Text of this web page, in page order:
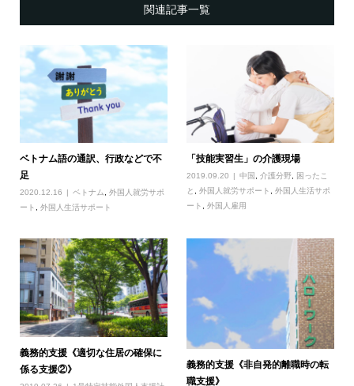
関連記事一覧
ベトナム語の通訳、行政などで不
足
2020.12.16 ベトナム, 外国人就労サポ
ート , 外国人生活サポート
「技能実習生」の介護現場
2019.09.20 中国 ,介護分野, 困ったこ
と ,外国人就労サポート ,外国人生活サポ
ート ,外国人雇用
義務的支援《適切な住居の確保に
係る支援②》
義務的支援《非自発的離職時の転
職支援》